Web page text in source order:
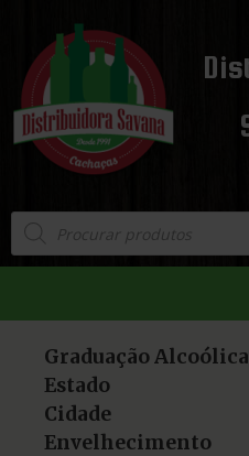
Graduação Alcoólica
Estado
Cidade
Envelhecimento